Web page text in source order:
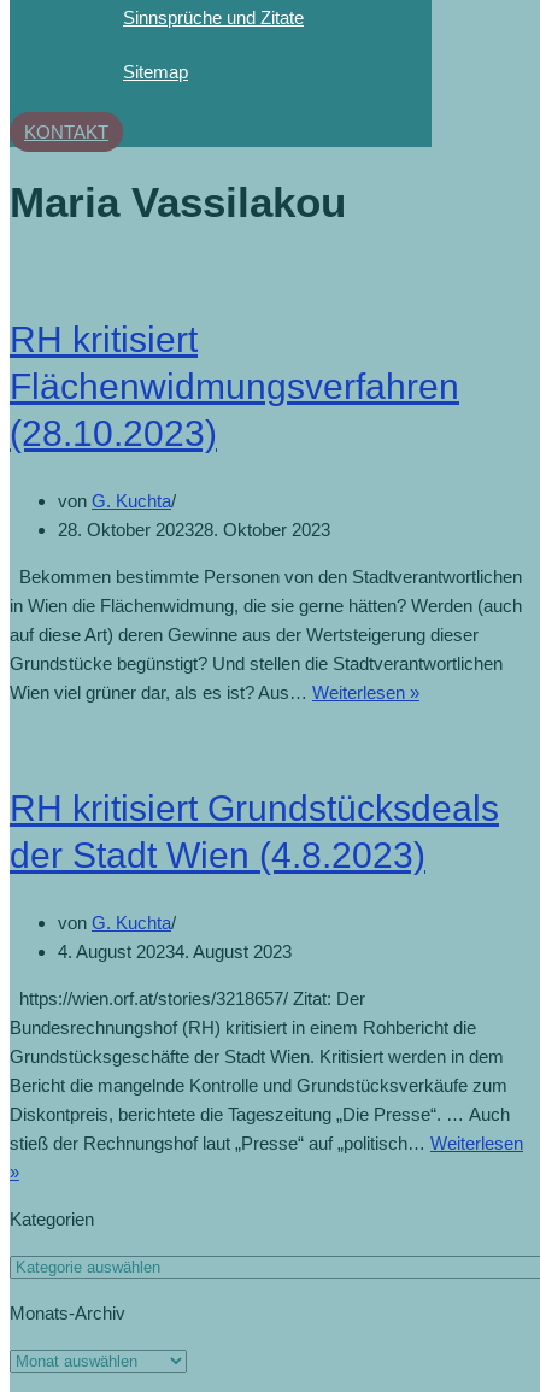
Sinnsprüche und Zitate
Sitemap
KONTAKT
Maria Vassilakou
RH kritisiert
Flächenwidmungsverfahren
(28.10.2023)
von G. Kuchta
28. Oktober 202328. Oktober 2023
Bekommen bestimmte Personen von den Stadtverantwortlichen
in Wien die Flächenwidmung, die sie gerne hätten? Werden (auch
auf diese Art) deren Gewinne aus der Wertsteigerung dieser
Grundstücke begünstigt? Und stellen die Stadtverantwortlichen
Wien viel grüner dar, als es ist? Aus… Weiterlesen »
RH kritisiert Grundstücksdeals
der Stadt Wien (4.8.2023)
von G. Kuchta
4. August 20234. August 2023
https://wien.orf.at/stories/3218657/ Zitat: Der
Bundesrechnungshof (RH) kritisiert in einem Rohbericht die
Grundstücksgeschäfte der Stadt Wien. Kritisiert werden in dem
Bericht die mangelnde Kontrolle und Grundstücksverkäufe zum
Diskontpreis, berichtete die Tageszeitung „Die Presse“. … Auch
stieß der Rechnungshof laut „Presse“ auf „politisch… Weiterlesen
»
Kategorien
Monats-Archiv